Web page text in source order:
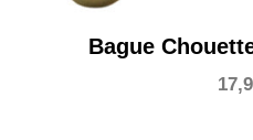
Bague